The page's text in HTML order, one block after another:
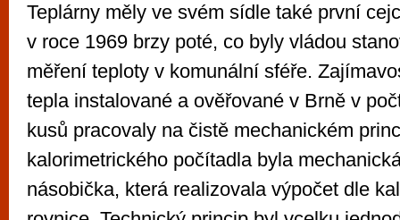
Teplárny měly ve svém sídle také první
v roce 1969 brzy poté, co byly vládou
měření teploty v komunální sféře.
tepla instalované a ověřované v Brně v
kusů pracovaly na čistě mechanickém
kalorimetrického počítadla byla
násobička, která realizovala výpočet dle